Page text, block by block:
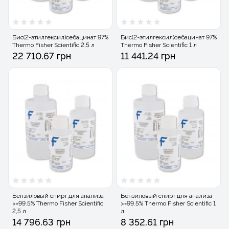
Бис(2-этилгексил)себацинат 97%
Thermo Fisher Scientific 2,5 л
22 710.67 грн
Бис(2-этилгексил)себацинат 97%
Thermo Fisher Scientific 1 л
11 441.24 грн
Бензиловый спирт для анализа
>=99.5% Thermo Fisher Scientific
2,5 л
14 796.63 грн
Бензиловый спирт для анализа
>=99.5% Thermo Fisher Scientific 1
л
8 352.61 грн